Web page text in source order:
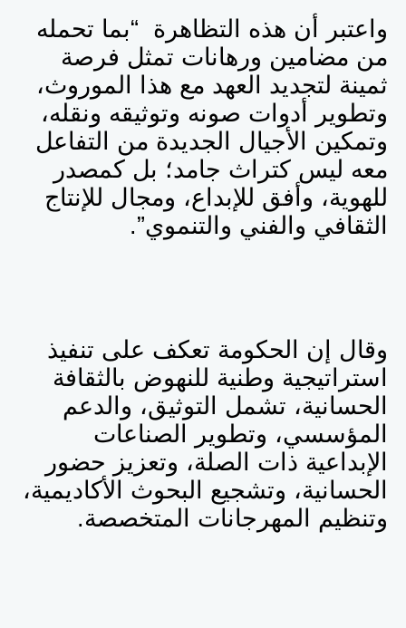
واعتبر أن هذه التظاهرة “بما تحمله
من مضامين ورهانات تمثل فرصة
ثمينة لتجديد العهد مع هذا الموروث،
وتطوير أدوات صونه وتوثيقه ونقله،
وتمكين الأجيال الجديدة من التفاعل
معه ليس كتراث جامد؛ بل كمصدر
للهوية، وأفق للإبداع، ومجال للإنتاج
الثقافي والفني والتنموي”.
وقال إن الحكومة تعكف على تنفيذ
استراتيجية وطنية للنهوض بالثقافة
الحسانية، تشمل التوثيق، والدعم
المؤسسي، وتطوير الصناعات
الإبداعية ذات الصلة، وتعزيز حضور
الحسانية، وتشجيع البحوث الأكاديمية،
وتنظيم المهرجانات المتخصصة.